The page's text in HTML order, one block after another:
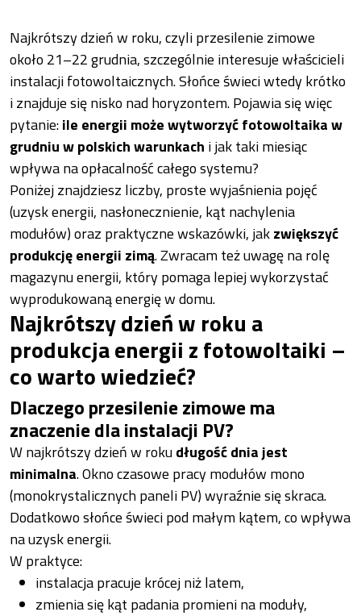
Najkrótszy dzień w roku, czyli przesilenie zimowe
około 21–22 grudnia, szczególnie interesuje właścicieli
instalacji fotowoltaicznych. Słońce świeci wtedy krótko
i znajduje się nisko nad horyzontem. Pojawia się więc
pytanie:ile energii może wytworzyć fotowoltaika w
grudniu w polskich warunkach i jak taki miesiąc
wpływa na opłacalność całego systemu?
Poniżej znajdziesz liczby, proste wyjaśnienia pojęć
(uzysk energii, nasłonecznienie, kąt nachylenia
modułów) oraz praktyczne wskazówki, jakzwiększyć
produkcję energii zimą. Zwracam też uwagę na rolę
magazynu energii, który pomaga lepiej wykorzystać
wyprodukowaną energię w domu.
Najkrótszy dzień w roku a
produkcja energii z fotowoltaiki –
co warto wiedzieć?
Dlaczego przesilenie zimowe ma
znaczenie dla instalacji PV?
W najkrótszy dzień w rokudługość dnia jest
minimalna. Okno czasowe pracy modułów mono
(monokrystalicznych paneli PV) wyraźnie się skraca.
Dodatkowo słońce świeci pod małym kątem, co wpływa
na uzysk energii.
W praktyce:
instalacja pracuje krócej niż latem,
zmienia się kąt padania promieni na moduły,